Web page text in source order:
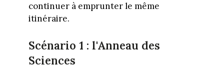
continuer à emprunter le même
itinéraire.
Scénario 1 : l'Anneau des
Sciences